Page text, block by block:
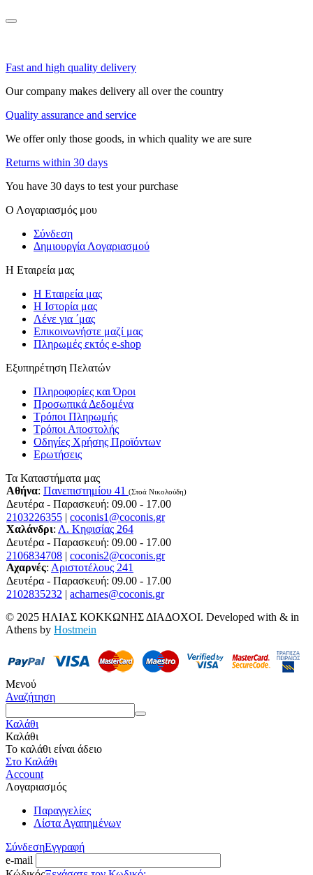
Fast and high quality delivery
Our company makes delivery all over the country
Quality assurance and service
We offer only those goods, in which quality we are sure
Returns within 30 days
You have 30 days to test your purchase
Ο Λογαριασμός μου
Σύνδεση
Δημιουργία Λογαριασμού
Η Εταιρεία μας
Η Εταιρεία μας
Η Ιστορία μας
Λένε για ΄μας
Επικοινωνήστε μαζί μας
Πληρωμές εκτός e-shop
Εξυπηρέτηση Πελατών
Πληροφορίες και Όροι
Προσωπικά Δεδομένα
Τρόποι Πληρωμής
Τρόποι Αποστολής
Οδηγίες Χρήσης Προϊόντων
Ερωτήσεις
Τα Καταστήματα μας
Αθήνα: Πανεπιστημίου 41 (Στοά Νικολούδη)
Δευτέρα - Παρασκευή: 09.00 - 17.00
2103226355 | coconis1@coconis.gr
Χαλάνδρι: Λ. Κηφισίας 264
Δευτέρα - Παρασκευή: 09.00 - 17.00
2106834708 | coconis2@coconis.gr
Αχαρνές: Αριστοτέλους 241
Δευτέρα - Παρασκευή: 09.00 - 17.00
2102835232 | acharnes@coconis.gr
© 2025 ΗΛΙΑΣ ΚΟΚΚΩΝΗΣ ΔΙΑΔΟΧΟΙ. Developed with & in
Athens by Hostmein
Μενού
Αναζήτηση
Καλάθι
Καλάθι
Το καλάθι είναι άδειο
Στο Καλάθι
Account
Λογαριασμός
Παραγγελίες
Λίστα Αγαπημένων
ΣύνδεσηΕγγραφή
e-mail